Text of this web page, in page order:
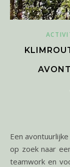
Een avontuurlijke dag in de Toscaanse boomtoppen Ben je
op zoek naar
teamwork en